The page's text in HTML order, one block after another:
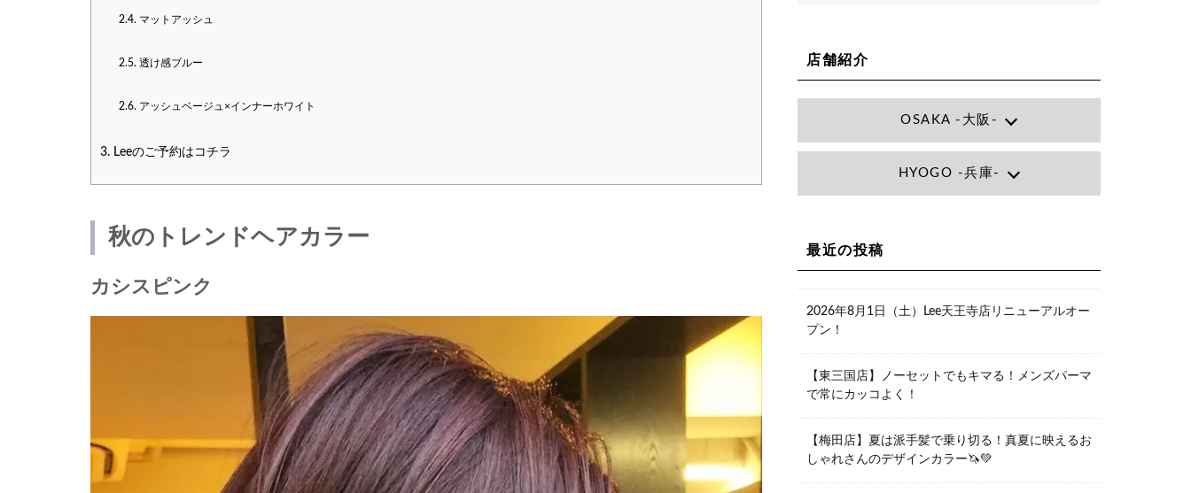
2.4. マットアッシュ
2.5. 透け感ブルー
2.6. アッシュベージュ×インナーホワイト
3. Leeのご予約はコチラ
秋のトレンドヘアカラー
カシスピンク
店舗紹介
OSAKA -大阪-
Lee大阪店
大阪府大阪市北区小松原町1-27梅田エ
大阪府大阪市都島区東野田町２丁目９
Lee堀江店
〒550-0014 大阪府大阪市西区北堀江1-
06-6563-9091
Lee四ツ橋店
大阪府大阪市西区新町1-5-7 四ツ橋ビル
HYOGO -兵庫-
ライフワーク1F
最近の投稿
2026年8月1日（土）Lee天王寺店リニューアルオー
プン！
【東三国店】ノーセットでもキマる！メンズパーマ
で常にカッコよく！
【梅田店】夏は派手髪で乗り切る！真夏に映えるお
しゃれさんのデザインカラー🦄💚